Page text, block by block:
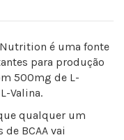
é uma fonte
para produção
500mg de L-
Valina.
qualquer um
BCAA vai